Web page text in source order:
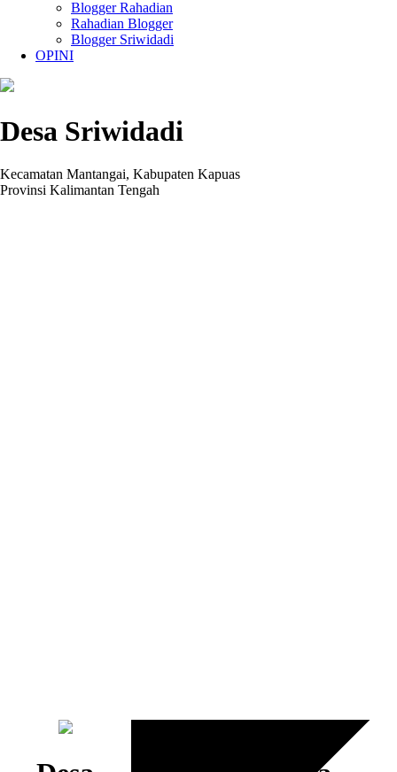
Blogger Rahadian
Rahadian Blogger
Blogger Sriwidadi
OPINI
Desa Sriwidadi
Kecamatan Mantangai, Kabupaten Kapuas
Provinsi Kalimantan Tengah